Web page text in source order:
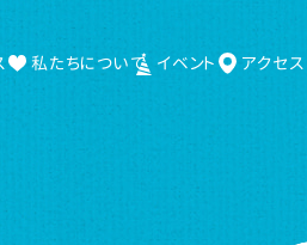
私たちについて イベント アクセス